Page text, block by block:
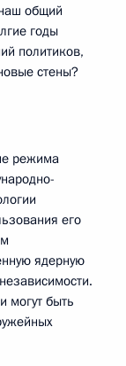
общий
годы
политиков,
стены?
режима
его
ядерную
могут быть